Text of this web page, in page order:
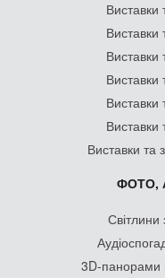
Виставки
Виставки
Виставки
Виставки
Виставки
Виставки
Виставки та
ФОТО,
Світлини
3D-панорами